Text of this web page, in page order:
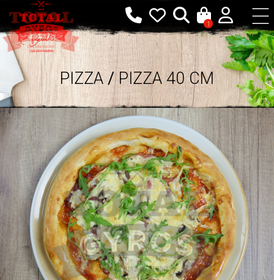
1
PIZZA/PIZZA 40 CM